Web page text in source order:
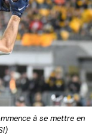
à se mettre en